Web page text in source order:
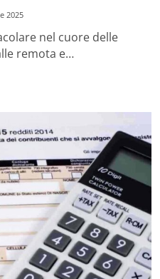
2025
nel cuore delle
remota e…